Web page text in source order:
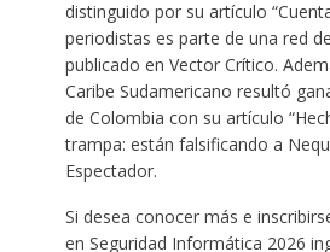
distinguido por su artículo
periodistas es parte de una red
publicado en Vector Crítico.
Caribe Sudamericano resultó
de Colombia con su artículo
trampa: están falsificando a
Espectador.
Si desea conocer más e
en Seguridad Informática 2026